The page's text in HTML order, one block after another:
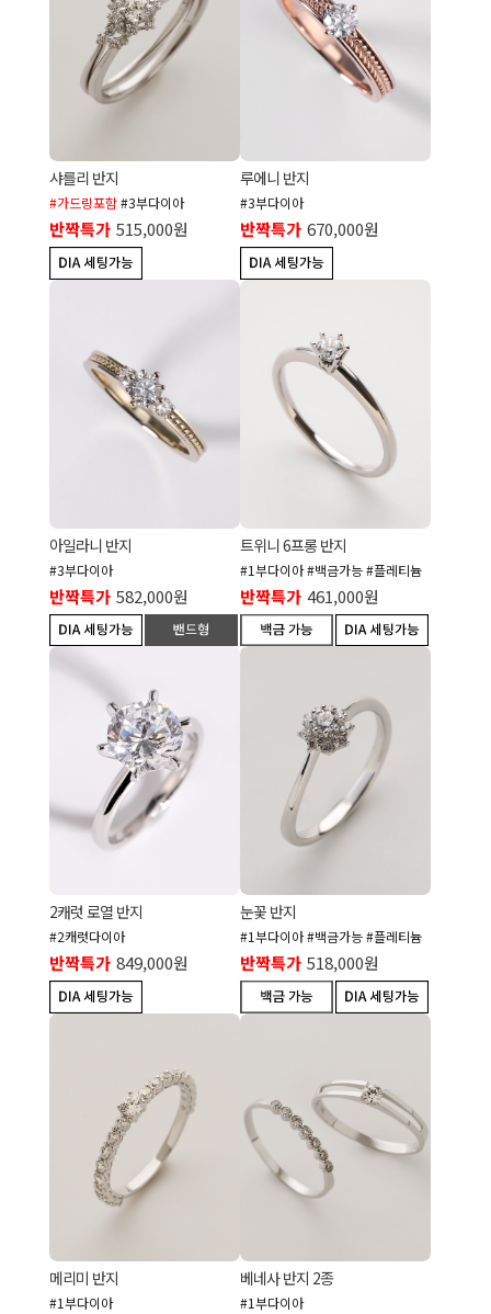
샤를리 반지
#가드링포함#3부다이아
반짝특가 515,000원
루에니 반지
#3부다이아
반짝특가 670,000원
아일라니 반지
#3부다이아
반짝특가 582,000원
트위니 6프롱 반지
#1부다이아 #백금가능 #플레티늄
반짝특가 461,000원
2캐럿 로열 반지
#2캐럿다이아
반짝특가 849,000원
눈꽃 반지
#1부다이아 #백금가능 #플레티늄
반짝특가 518,000원
메리미 반지
#1부다이아
베네사 반지 2종
#1부다이아